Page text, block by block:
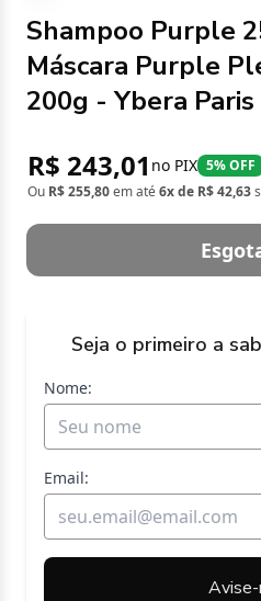
Shampoo Purple
Máscara Purple
200g - Ybera Paris
R$ 243,01 no PIX 5% OFF
Ou R$ 255,80em até6x de R$ 42,63
Seja o primeiro a
Nome:
Email: